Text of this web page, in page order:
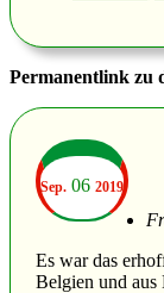
Permanentlink zu
Sep. 06 2019
Es war das
Belgien und